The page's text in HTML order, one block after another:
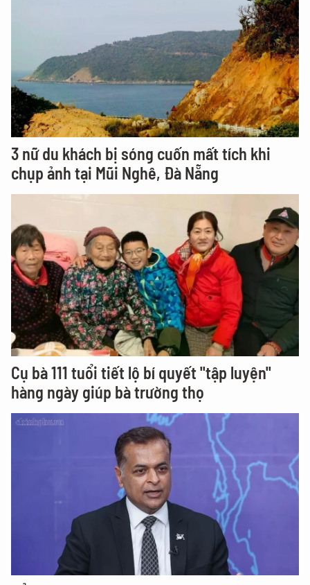
3 nữ du khách bị sóng cuốn mất tích khi
chụp ảnh tại Mũi Nghê, Đà Nẵng
Cụ bà 111 tuổi tiết lộ bí quyết "tập luyện"
hàng ngày giúp bà trường thọ